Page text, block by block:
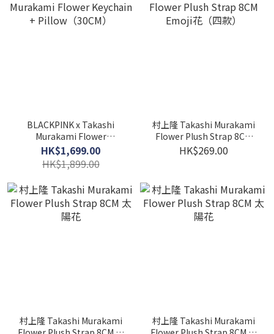
BLACKPINK x Takashi
Murakami Flower
Keychain +
Pillow（30CM）
HK$1,699.00
HK$1,899.00
村上隆 Takashi Murakami
Flower Plush Strap 8CM
Emoji花（四款）
HK$269.00
村上隆 Takashi Murakami
村上隆 Takashi Murakami